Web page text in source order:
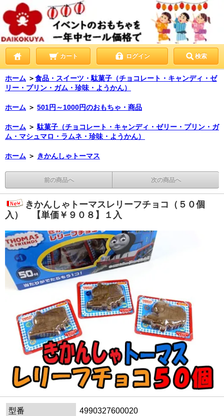
カート ログイン 検索
ホーム ＞食品・スイーツ・駄菓子（チョコレート・キャンディ・ゼ
リー・プリン・ガム・珍味・ようかん）
ホーム ＞ 501円～1000円のおもちゃ・商品
ホーム ＞ 駄菓子（チョコレート・キャンディ・ゼリー・プリン・ガ
ム・マシュマロ・ラムネ・珍味・ようかん）
ホーム ＞ きかんしゃトーマス
前の商品へ 次の商品へ
きかんしゃトーマスレリーフチョコ（５０個
入） 【単価￥９０８】１入
型番
4990327600020